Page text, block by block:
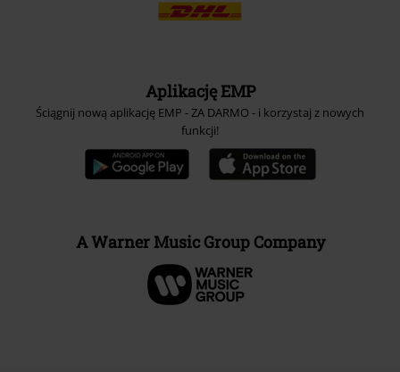
Aplikację EMP
Ściągnij nową aplikację EMP - ZA DARMO - i korzystaj z nowych
funkcji!
A Warner Music Group Company